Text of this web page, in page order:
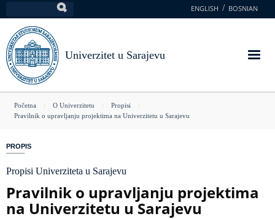
na
glavni
sadržaj
ENGLISH BOSNIAN
Univerzitet u Sarajevu
You
here
Početna O Univerzitetu
Propisi
Pravilnik o upravljanju projektima na Univerzitetu u Sarajevu
PROPIS
Propisi Univerziteta u Sarajevu
Pravilnik o upravljanju projektima
na Univerzitetu u Sarajevu